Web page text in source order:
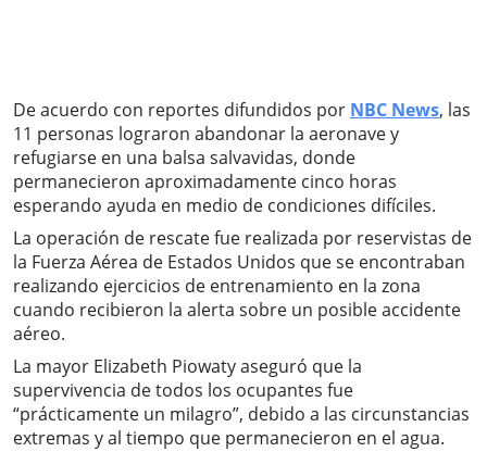
De acuerdo con reportes difundidos por NBC News, las
11 personas lograron abandonar la aeronave y
refugiarse en una balsa salvavidas, donde
permanecieron aproximadamente cinco horas
esperando ayuda en medio de condiciones difíciles.
La operación de rescate fue realizada por reservistas de
la Fuerza Aérea de Estados Unidos que se encontraban
realizando ejercicios de entrenamiento en la zona
cuando recibieron la alerta sobre un posible accidente
aéreo.
La mayor Elizabeth Piowaty aseguró que la
supervivencia de todos los ocupantes fue
“prácticamente un milagro”, debido a las circunstancias
extremas y al tiempo que permanecieron en el agua.